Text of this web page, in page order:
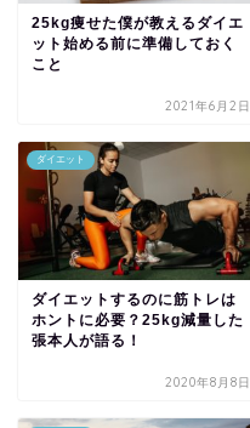
25kg痩せた僕が教えるダイエ
ット始める前に準備しておく
こと
2021年6月2日
ダイエット
ダイエットするのに筋トレは
ホントに必要？25kg減量した
張本人が語る！
2020年8月8日